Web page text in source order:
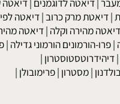
| דיאטה לדוגמנים | דיאטה
דיאטת מרק כרוב|דיאטה לפי
מהירה וקלה|דיאטה
פרו-הורמונים הורמוני גדילה|